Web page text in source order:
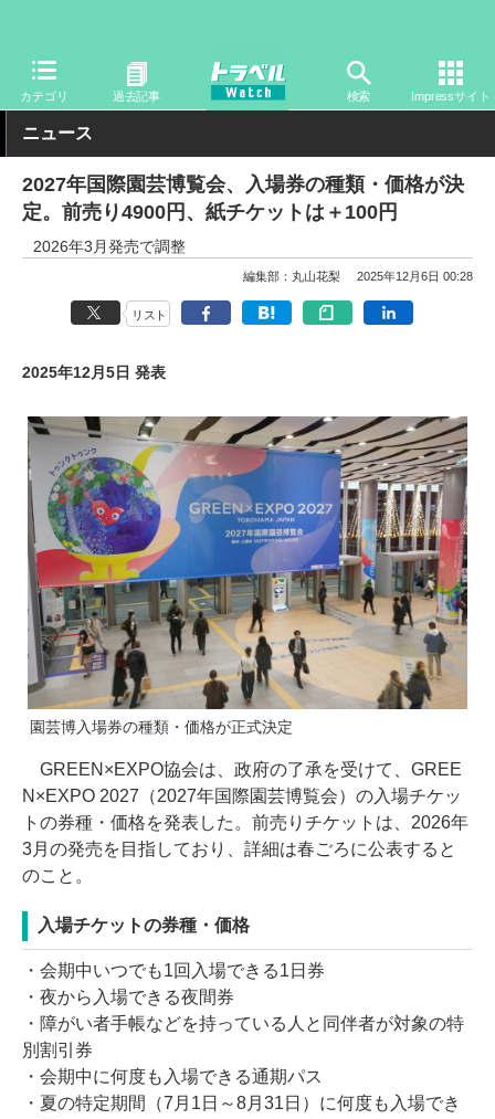
カテゴリ 過去記事 検索 Impressサイト
トラベル Watch イベント 国際博覧会 2027年国際園芸博覧会
ニュース
2027年国際園芸博覧会、入場券の種類・価格が決
定。前売り4900円、紙チケットは＋100円
2026年3月発売で調整
編集部：丸山花梨 2025年12月6日 00:28
リスト
2025年12月5日 発表
園芸博入場券の種類・価格が正式決定
GREEN×EXPO協会は、政府の了承を受けて、GREE
N×EXPO 2027（2027年国際園芸博覧会）の入場チケッ
トの券種・価格を発表した。前売りチケットは、2026年
3月の発売を目指しており、詳細は春ごろに公表すると
のこと。
入場チケットの券種・価格
・会期中いつでも1回入場できる1日券
・夜から入場できる夜間券
・障がい者手帳などを持っている人と同伴者が対象の特
別割引券
・会期中に何度も入場できる通期パス
・夏の特定期間（7月1日～8月31日）に何度も入場でき